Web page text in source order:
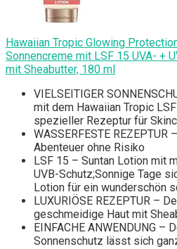
Hawaiian Tropic Glowing
Sonnencreme mit LSF 15 UVA- +
mit Sheabutter, 180 ml
VIELSEITIGER
mit dem Hawaiian Tropic
spezieller Rezeptur für
WASSERFESTE
Abenteuer ohne Risiko
LSF 15 – Suntan Lotion mit
UVB-Schutz;Sonnige Tage
Lotion für ein wunderschön
LUXURIÖSE REZEPTUR –
geschmeidige Haut mit
EINFACHE ANWENDUNG –
Sonnenschutz lässt sich